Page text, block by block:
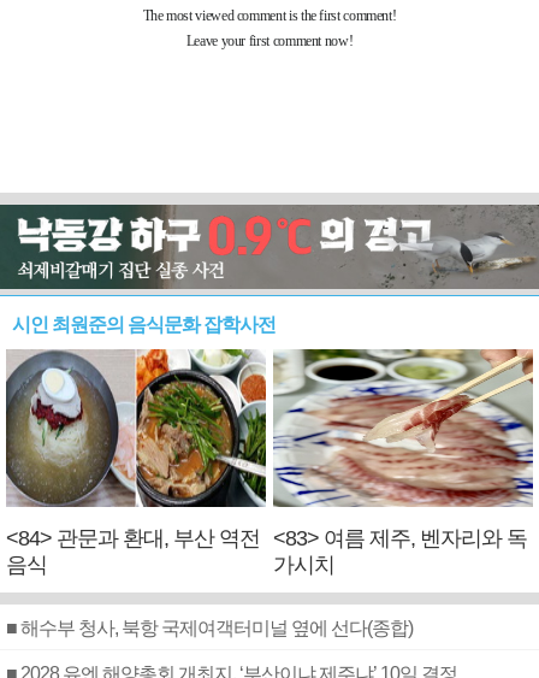
시인 최원준의 음식문화 잡학사전
<84> 관문과 환대, 부산 역전
음식
<83> 여름 제주, 벤자리와 독
가시치
■ 해수부 청사, 북항 국제여객터미널 옆에 선다(종합)